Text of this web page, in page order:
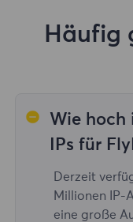
Häufig
Wie hoch
IPs für
Derzeit
Millionen IP-
eine große